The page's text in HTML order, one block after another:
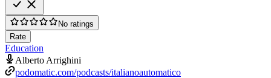
No ratings
Rate
Education
Alberto Arrighini
podomatic.com/podcasts/italianoautomatico